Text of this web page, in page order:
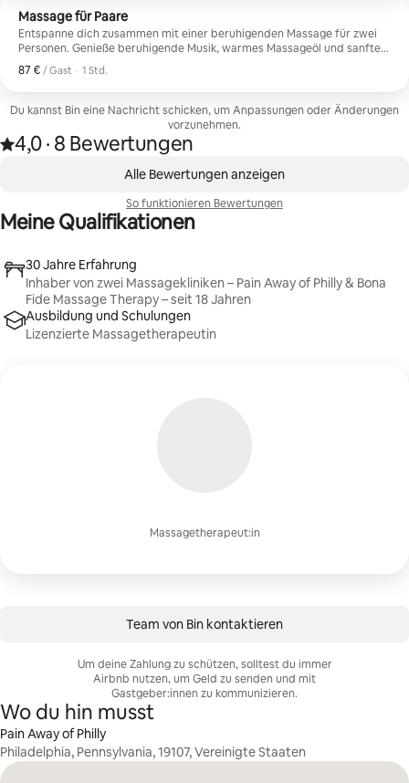
Schwangerschaft leichter, ruhiger und wohler zu fühlen. Ein friedlicher
Moment nur für dich und dein wachsendes Baby.
Massage für Paare
Entspanne dich zusammen mit einer beruhigenden Massage für zwei
Personen. Genieße beruhigende Musik, warmes Massageöl und sanften,
fließenden Druck, der hilft, Stress und Anspannung zu lösen. Diese
Erfahrung ist perfekt, um wieder in Verbindung zu treten, sich zu
entspannen und einen friedlichen Moment mit jemand Besonderem zu
teilen. Fühle dich erfrischt, entspannt und näher als zuvor.
87 € / Gast
87 € pro Gast
, · 1 Std.
Du kannst Bin eine Nachricht schicken, um Anpassungen oder Änderungen
vorzunehmen.
Mit 4,0 von 5 Sternen bewertet, basierend auf 8 Bewertungen
4,0
, · 8 Bewertungen
Alle Bewertungen anzeigen
So funktionieren Bewertungen
Meine Qualifikationen
Massagetherapeut:in
30 Jahre Erfahrung
Inhaber von zwei Massagekliniken – Pain Away of Philly & Bona
Fide Massage Therapy – seit 18 Jahren
Ausbildung und Schulungen
Lizenzierte Massagetherapeutin
Team von Bin kontaktieren
Um deine Zahlung zu schützen, solltest du immer
Airbnb nutzen, um Geld zu senden und mit
Gastgeber:innen zu kommunizieren.
Wo du hin musst
Pain Away of Philly
Philadelphia, Pennsylvania, 19107, Vereinigte Staaten